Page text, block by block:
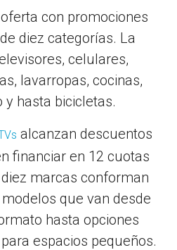
con promociones
diez categorías. La
celulares,
lavarropas, cocinas,
y hasta bicicletas.
alcanzan descuentos
financiar en 12 cuotas
marcas conforman
que van desde
hasta opciones
espacios pequeños.